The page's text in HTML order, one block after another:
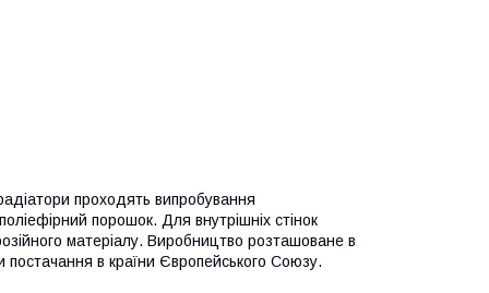
проходять випробування
порошок. Для внутрішніх стінок
матеріалу. Виробництво розташоване в
в країни Європейського Союзу.